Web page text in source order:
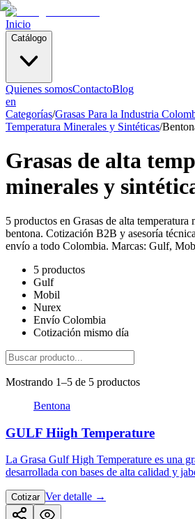
Inicio
Catálogo
Quienes somosContactoBlog
en
Categorías/Grasas Para la Industria
Temperatura Minerales y Sintéticas/
Grasas de alta
minerales y
5 productos en Grasas de alta temperatura
bentona. Cotización B2B y asesoría
envío a todo Colombia. Marcas: Gulf,
5 productos
Gulf
Mobil
Nurex
Envío Colombia
Cotización mismo día
Mostrando 1–5 de 5 productos
Bentona
GULF Hiigh Temperature
La Grasa Gulf High Temperature es una
desarrollada con bases de alta calidad y
Cotizar Ver detalle →